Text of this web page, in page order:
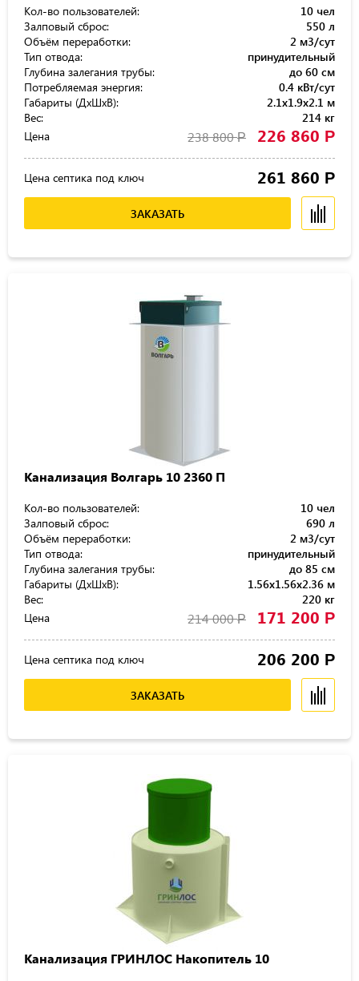
Кол-во пользователей:
10 чел
Залповый сброс:
550 л
Объём переработки:
2 м3/сут
Тип отвода:
принудительный
Глубина залегания трубы:
до 60 см
Потребляемая энергия:
0.4 кВт/сут
Габариты (ДхШхВ):
2.1x1.9x2.1 м
Вес:
214 кг
Цена
238 800Р 226 860 Р
Цена септика под ключ 261 860 Р
ЗАКАЗАТЬ
Канализация Волгарь 10 2360 П
Кол-во пользователей:
10 чел
Залповый сброс:
690 л
Объём переработки:
2 м3/сут
Тип отвода:
принудительный
Глубина залегания трубы:
до 85 см
Габариты (ДхШхВ):
1.56x1.56x2.36 м
Вес:
220 кг
Цена
214 000Р 171 200 Р
Цена септика под ключ 206 200 Р
ЗАКАЗАТЬ
Канализация ГРИНЛОС Накопитель 10